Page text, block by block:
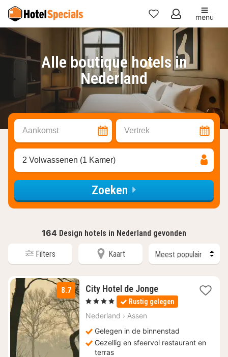
Mijn
favorieten
menu
Alle boutique hotels in
Nederland
Aankomst Vertrek
2 Volwassenen (1 Kamer)
Zoeken
164 Design hotels in Nederland gevonden
Filters Kaart
8.7 City Hotel de Jonge1
nacht
vanaf
, 4 Sterren Rustig gelegen
Nederland › Assen
Gelegen in de binnenstad
Gezellig en sfeervol restaurant en
terras